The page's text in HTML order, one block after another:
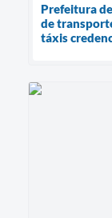
Prefeitura
de
táxis